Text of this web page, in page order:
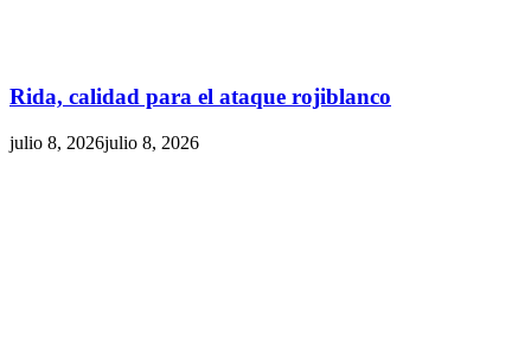
Rida, calidad para el ataque rojiblanco
julio 8, 2026julio 8, 2026